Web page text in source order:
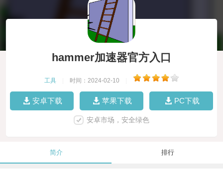
hammer加速器官方入口
工具 时间：2024-02-10
安卓下载 苹果下载 PC下载
安卓市场，安全绿色
简介 排行